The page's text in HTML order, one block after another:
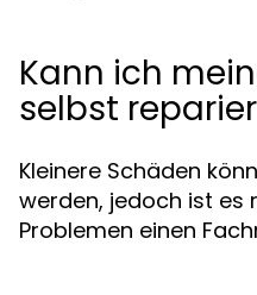
Kann ich
selbst
Kleinere Schäden
werden, jedoch ist es
Problemen einen